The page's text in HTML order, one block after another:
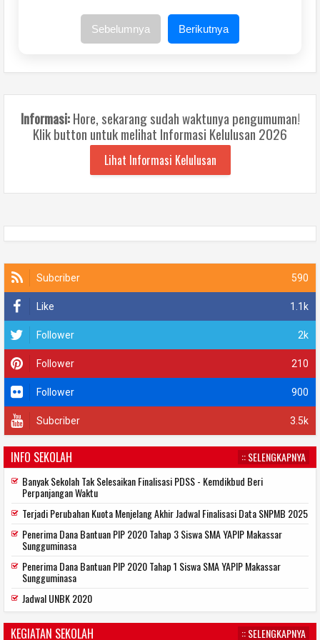
Sebelumnya Berikutnya
Informasi:Hore, sekarang sudah waktunya pengumuman!
Klik button untuk melihat Informasi Kelulusan 2026
Lihat Informasi Kelulusan
590
Subcriber
1.1k
Like
2k
Follower
210
Follower
900
Follower
3.5k
Subcriber
INFO SEKOLAH
:: SELENGKAPNYA
Banyak Sekolah Tak Selesaikan Finalisasi PDSS - Kemdikbud Beri
Perpanjangan Waktu
Terjadi Perubahan Kuota Menjelang Akhir Jadwal Finalisasi Data SNPMB 2025
Penerima Dana Bantuan PIP 2020 Tahap 3 Siswa SMA YAPIP Makassar
Sungguminasa
Penerima Dana Bantuan PIP 2020 Tahap 1 Siswa SMA YAPIP Makassar
Sungguminasa
Jadwal UNBK 2020
KEGIATAN SEKOLAH :: SELENGKAPNYA